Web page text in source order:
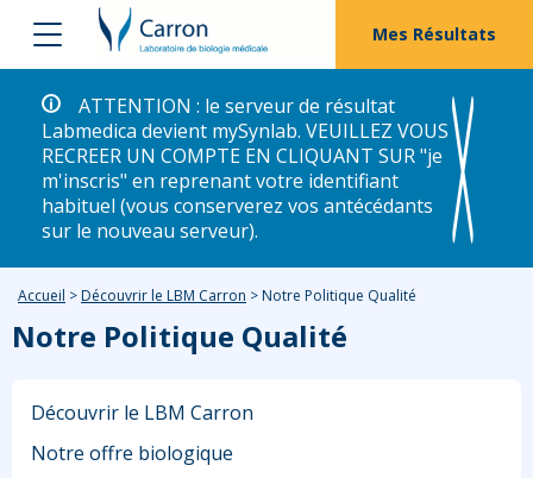
Mes Résultats
ATTENTION : le serveur de résultat
Labmedica devient mySynlab. VEUILLEZ VOUS
RECREER UN COMPTE EN CLIQUANT SUR "je
m'inscris" en reprenant votre identifiant
habituel (vous conserverez vos antécédants
sur le nouveau serveur).
Accueil > Découvrir le LBM Carron > Notre Politique Qualité
Notre Politique Qualité
Découvrir le LBM Carron
Notre offre biologique